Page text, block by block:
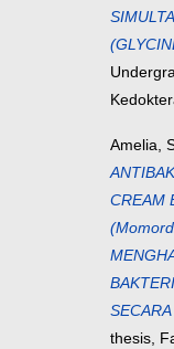
Amelia,
CREAM
thesis,